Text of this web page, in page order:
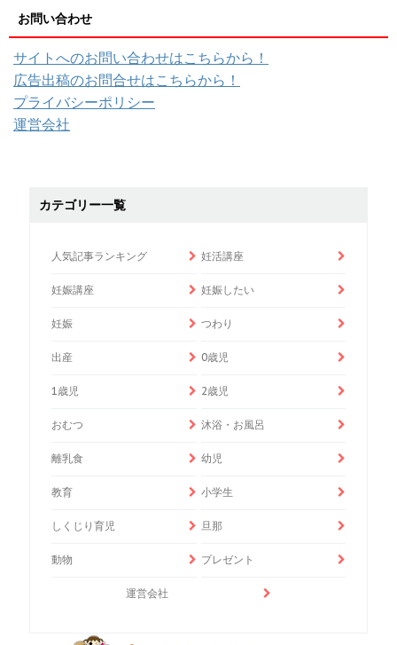
お問い合わせ
サイトへのお問い合わせはこちらから！
広告出稿のお問合せはこちらから！
プライバシーポリシー
運営会社
カテゴリー一覧
人気記事ランキング 妊活講座
妊娠講座 妊娠したい
妊娠 つわり
出産 0歳児
1歳児 2歳児
おむつ 沐浴・お風呂
離乳食 幼児
教育 小学生
しくじり育児 旦那
動物 プレゼント
運営会社